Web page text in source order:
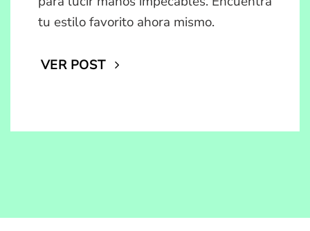
tu estilo favorito ahora mismo.
VER POST